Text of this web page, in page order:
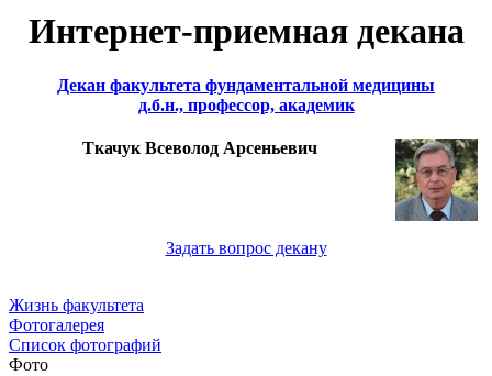
Интернет-приемная декана
Декан факультета фундаментальной медицины
д.б.н., профессор, академик
Ткачук Всеволод Арсеньевич
Задать вопрос декану
Жизнь факультета
Фотогалерея
Список фотографий
Фото